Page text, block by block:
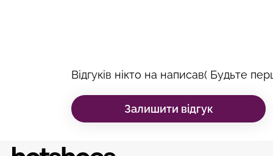
Відгуків нікто на написав( Будьте
Залишити відгук